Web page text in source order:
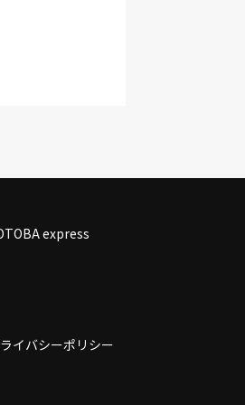
express
イバシーポリシー